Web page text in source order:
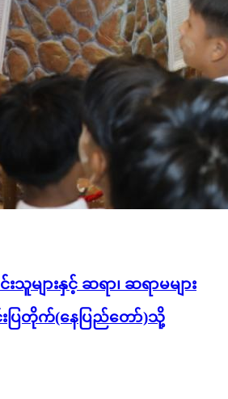
းသူများနှင့် ဆရာ၊ ဆရာမများ
ပြတိုက်(နေပြည်တော်)သို့